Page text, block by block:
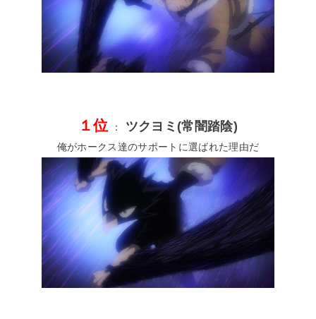
１位 ： ツクヨミ(常闇踏陰)
俺がホークス達のサポートに選ばれた理由だ